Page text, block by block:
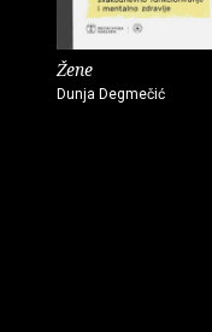
Žene
Dunja Degmečić